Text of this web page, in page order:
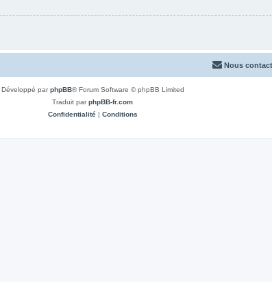
Nous
Développé parphpBB® Forum Software © phpBB Limited
Traduit parphpBB-fr.com
Confidentialité| Conditions